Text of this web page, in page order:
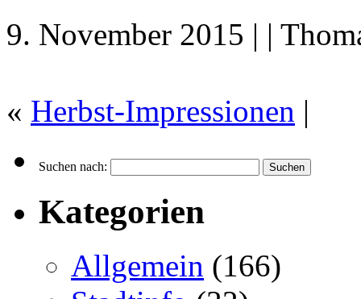
9. November 2015 | |
« Herbst-Impressionen |
Suchen nach:
Kategorien
Allgemein (166)